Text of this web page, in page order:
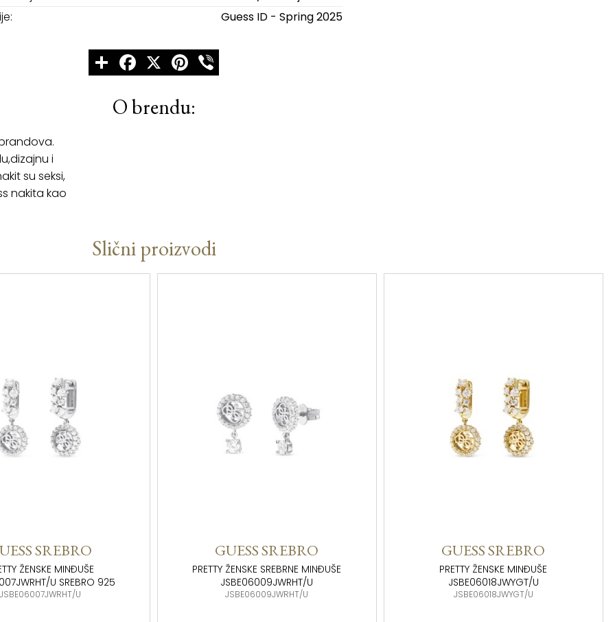
Guess ID - Spring 2025
ShareFacebook
X Pinterest
O brendu:
i
su seksi,
nakita kao
Slični proizvodi
SREBRO
ŽENSKE MINĐUŠE
U SREBRO 925
JSBE06007JWRHT/U
GUESS SREBRO
PRETTY ŽENSKE SREBRNE MINĐUŠE
JSBE06009JWRHT/U
JSBE06009JWRHT/U
GUESS SREBRO
PRETTY ŽENSKE MINĐUŠE
JSBE06018JWYGT/U
JSBE06018JWYGT/U